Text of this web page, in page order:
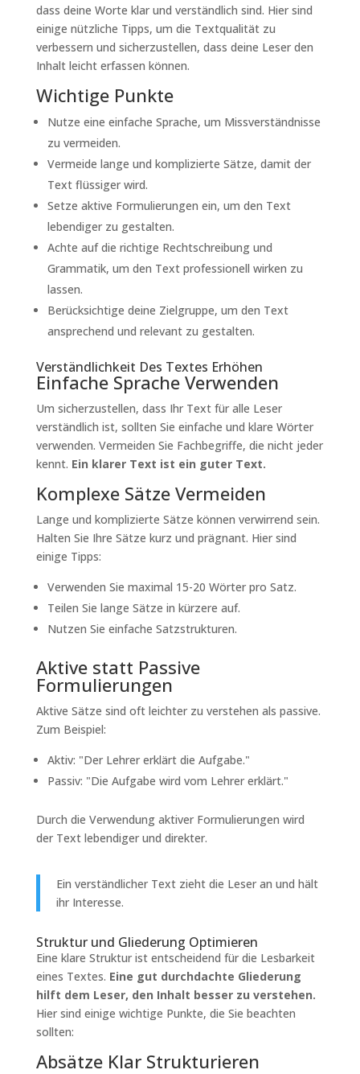
dass deine Worte klar und verständlich sind. Hier sind
einige nützliche Tipps, um die Textqualität zu
verbessern und sicherzustellen, dass deine Leser den
Inhalt leicht erfassen können.
Wichtige Punkte
Nutze eine einfache Sprache, um Missverständnisse
zu vermeiden.
Vermeide lange und komplizierte Sätze, damit der
Text flüssiger wird.
Setze aktive Formulierungen ein, um den Text
lebendiger zu gestalten.
Achte auf die richtige Rechtschreibung und
Grammatik, um den Text professionell wirken zu
lassen.
Berücksichtige deine Zielgruppe, um den Text
ansprechend und relevant zu gestalten.
Verständlichkeit Des Textes Erhöhen
Einfache Sprache Verwenden
Um sicherzustellen, dass Ihr Text für alle Leser
verständlich ist, sollten Sie einfache und klare Wörter
verwenden. Vermeiden Sie Fachbegriffe, die nicht jeder
kennt. Ein klarer Text ist ein guter Text.
Komplexe Sätze Vermeiden
Lange und komplizierte Sätze können verwirrend sein.
Halten Sie Ihre Sätze kurz und prägnant. Hier sind
einige Tipps:
Verwenden Sie maximal 15-20 Wörter pro Satz.
Teilen Sie lange Sätze in kürzere auf.
Nutzen Sie einfache Satzstrukturen.
Aktive statt Passive
Formulierungen
Aktive Sätze sind oft leichter zu verstehen als passive.
Zum Beispiel:
Aktiv: "Der Lehrer erklärt die Aufgabe."
Passiv: "Die Aufgabe wird vom Lehrer erklärt."
Durch die Verwendung aktiver Formulierungen wird
der Text lebendiger und direkter.
Ein verständlicher Text zieht die Leser an und hält
ihr Interesse.
Struktur und Gliederung Optimieren
Eine klare Struktur ist entscheidend für die Lesbarkeit
eines Textes. Eine gut durchdachte Gliederung
hilft dem Leser, den Inhalt besser zu verstehen.
Hier sind einige wichtige Punkte, die Sie beachten
sollten:
Absätze Klar Strukturieren